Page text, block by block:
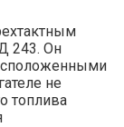
243. Он
не
топлива